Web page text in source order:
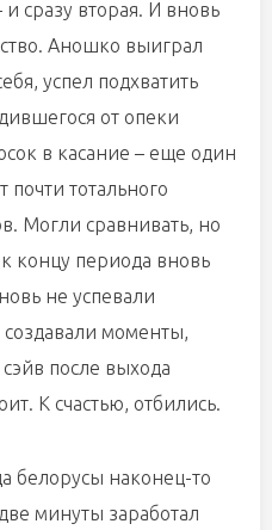
сразу вторая. И вновь
Аношко выиграл
успел подхватить
от опеки
в касание – еще один
почти тотального
Могли сравнивать, но
концу периода вновь
не успевали
создавали моменты,
после выхода
К счастью, отбились.
белорусы наконец-то
минуты заработал